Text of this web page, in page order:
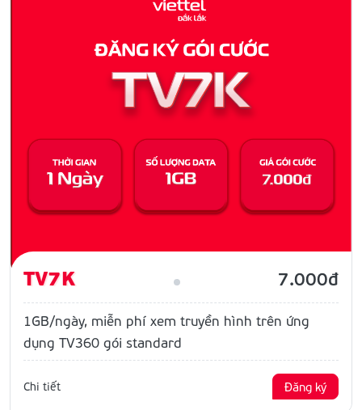
TV7K 7.000đ
1GB/ngày, miễn phí xem truyền hình trên ứng
dụng TV360 gói standard
Chi tiết Đăng ký